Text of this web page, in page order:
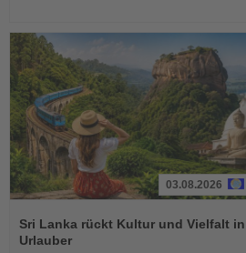
Sie
die
03.08.2026
Sri Lanka rückt Kultur und Vielfalt
Urlauber